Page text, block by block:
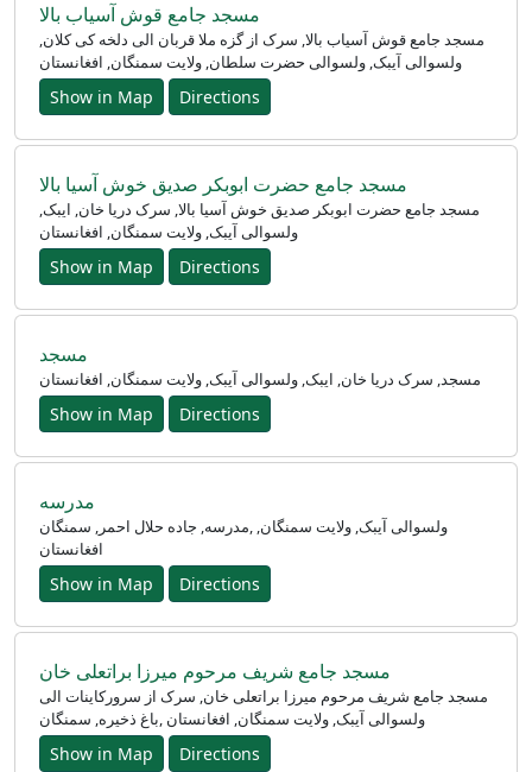
مسجد جامع قوش آسیاب بالا
مسجد جامع قوش آسیاب بالا, سرک از گزه ملا قربان الی دلخه کی کلان,
ولسوالی آیبک, ولسوالی حضرت سلطان, ولایت سمنگان, افغانستان
Show in Map Directions
مسجد جامع حضرت ابوبکر صدیق خوش آسیا بالا
مسجد جامع حضرت ابوبکر صدیق خوش آسیا بالا, سرک دریا خان, ایبک,
ولسوالی آیبک, ولایت سمنگان, افغانستان
Show in Map Directions
مسجد
مسجد, سرک دریا خان, ایبک, ولسوالی آیبک, ولایت سمنگان, افغانستان
Show in Map Directions
مدرسه
مدرسه, جاده حلال احمر, سمنگان‎, ولسوالی آیبک, ولایت سمنگان,
افغانستان
Show in Map Directions
مسجد جامع شریف مرحوم میرزا براتعلی خان
مسجد جامع شریف مرحوم میرزا براتعلی خان, سرک از سرورکاینات الی
باغ ذخیره, سمنگان‎, ولسوالی آیبک, ولایت سمنگان, افغانستان
Show in Map Directions